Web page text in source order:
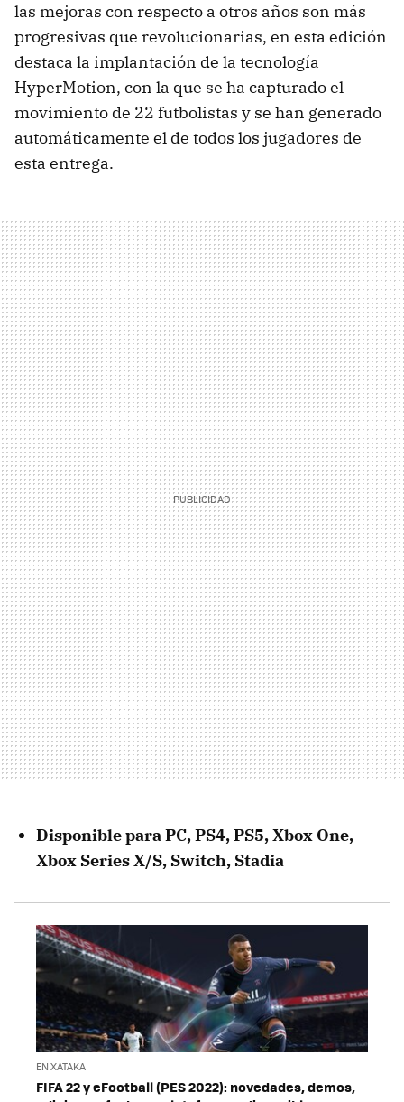
las mejoras con respecto a otros años son más
progresivas que revolucionarias, en esta edición
destaca la implantación de la tecnología
HyperMotion, con la que se ha capturado el
movimiento de 22 futbolistas y se han generado
automáticamente el de todos los jugadores de
esta entrega.
Disponible para PC, PS4, PS5, Xbox One,
Xbox Series X/S, Switch, Stadia
EN XATAKA
FIFA 22 y eFootball (PES 2022): novedades, demos,